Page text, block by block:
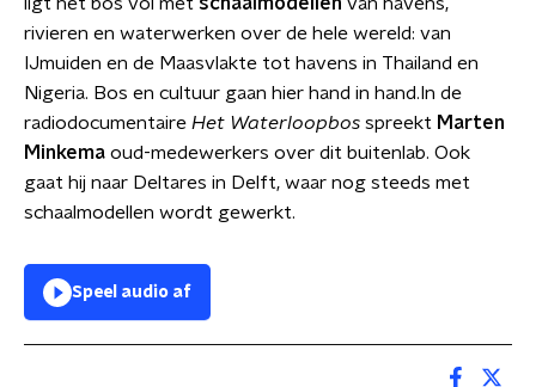
rivieren en waterwerken over de hele wereld: van
IJmuiden en de Maasvlakte tot havens in Thailand en
Nigeria. Bos en cultuur gaan hier hand in hand.In de
radiodocumentaire Het Waterloopbos spreekt Marten
Minkema oud-medewerkers over dit buitenlab. Ook
gaat hij naar Deltares in Delft, waar nog steeds met
schaalmodellen wordt gewerkt.
Speel audio af